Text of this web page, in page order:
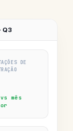
Q3
DE
mês